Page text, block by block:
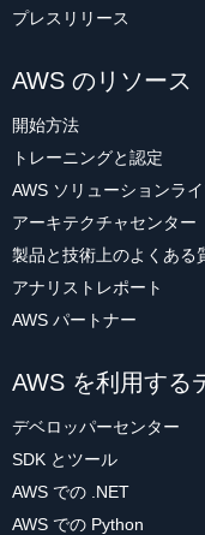
プレスリリース
AWS のリソース
開始方法
トレーニングと認定
AWS ソリューションラ
アーキテクチャセンター
製品と技術上のよくある
アナリストレポート
AWS パートナー
AWS を利用する
デベロッパーセンター
SDK とツール
AWS での .NET
AWS での Python